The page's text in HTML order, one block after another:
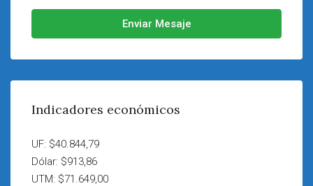
Enviar Mesaje
Indicadores económicos
UF: $40.844,79
Dólar: $913,86
UTM: $71.649,00